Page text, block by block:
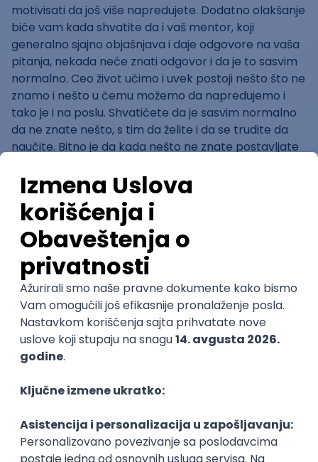
motivisati da još više napredujete. Dodatno olakšanje
biće vam kada shvatite da i vaš mentor, koji
generalno sjajno objašnjava i daje odgovore na vaša
pitanja, nekada neće znati odgovor i da je to sasvim
normalno. Ceo život učimo i uvek postoji nešto što ne
znamo i nešto u čemu možemo da napredujemo i
tako je i na poslu. Shvatićete da je sasvim normalno
da ne znate nešto, s tim da želite i da se trudite da
naučite. Bitno je da kada nešto ne znate postavljate
Naravno, trudite se da sami istražujete i pronalazite
odgovore i ako tada ne uspete da pronađete pravi
odgovor, sigurno ćete bar doći do pravog pitanja.
Jedina bitnija stvar od ovoga je da imate kome da
postavite to pitanje – tu nastupa mentor.
3. Motivacija i podrška
Kroz proces prilagođavanja kompaniji i samom poslu
dešavaće se da vam nekada nešto ide bolje, nekada
lošije. Upravo onda kada vam i ne ide baš onako kako
biste želeli, mentor je tu da vam kaže da to nije ništa
Dobar mentor će znati tačno kako da vas motiviše i
da ste miljama daleko od pravog odgovora, a on
vam je zapravo ispred nosa i to je nešto što u tom